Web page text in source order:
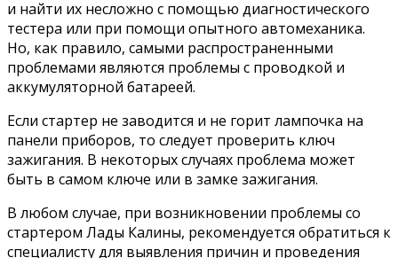
и найти их несложно с помощью диагностического
тестера или при помощи опытного автомеханика.
Но, как правило, самыми распространенными
проблемами являются проблемы с проводкой и
аккумуляторной батареей.
Если стартер не заводится и не горит лампочка на
панели приборов, то следует проверить ключ
зажигания. В некоторых случаях проблема может
быть в самом ключе или в замке зажигания.
В любом случае, при возникновении проблемы со
стартером Лады Калины, рекомендуется обратиться к
специалисту для выявления причин и проведения